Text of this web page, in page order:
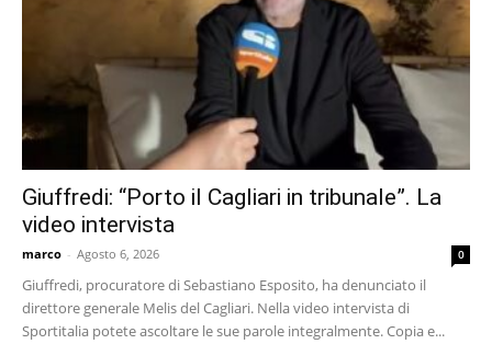
Giuffredi: “Porto il Cagliari in tribunale”. La
video intervista
marco - Agosto 6, 2026 0
Giuffredi, procuratore di Sebastiano Esposito, ha denunciato il
direttore generale Melis del Cagliari. Nella video intervista di
Sportitalia potete ascoltare le sue parole integralmente. Copia e...